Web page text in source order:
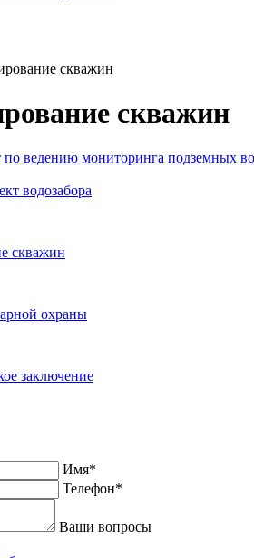
скважин
скважин
ведению мониторинга подземных
водозабора
скважин
охраны
заключение
Имя*
Телефон*
Ваши вопросы